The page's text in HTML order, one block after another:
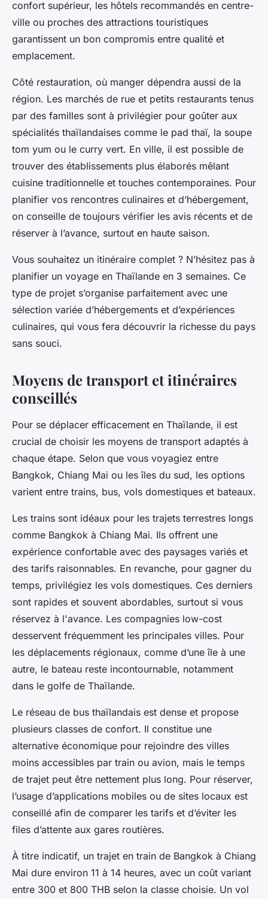
confort supérieur, les hôtels recommandés en centre-
ville ou proches des attractions touristiques
garantissent un bon compromis entre qualité et
emplacement.
Côté restauration, où manger dépendra aussi de la
région. Les marchés de rue et petits restaurants tenus
par des familles sont à privilégier pour goûter aux
spécialités thaïlandaises comme le pad thaï, la soupe
tom yum ou le curry vert. En ville, il est possible de
trouver des établissements plus élaborés mêlant
cuisine traditionnelle et touches contemporaines. Pour
planifier vos rencontres culinaires et d’hébergement,
on conseille de toujours vérifier les avis récents et de
réserver à l’avance, surtout en haute saison.
Vous souhaitez un itinéraire complet ? N’hésitez pas à
planifier un voyage en Thaïlande en 3 semaines. Ce
type de projet s’organise parfaitement avec une
sélection variée d’hébergements et d’expériences
culinaires, qui vous fera découvrir la richesse du pays
sans souci.
Moyens de transport et itinéraires
conseillés
Pour se déplacer efficacement en Thaïlande, il est
crucial de choisir les moyens de transport adaptés à
chaque étape. Selon que vous voyagiez entre
Bangkok, Chiang Mai ou les îles du sud, les options
varient entre trains, bus, vols domestiques et bateaux.
Les trains sont idéaux pour les trajets terrestres longs
comme Bangkok à Chiang Mai. Ils offrent une
expérience confortable avec des paysages variés et
des tarifs raisonnables. En revanche, pour gagner du
temps, privilégiez les vols domestiques. Ces derniers
sont rapides et souvent abordables, surtout si vous
réservez à l'avance. Les compagnies low-cost
desservent fréquemment les principales villes. Pour
les déplacements régionaux, comme d’une île à une
autre, le bateau reste incontournable, notamment
dans le golfe de Thaïlande.
Le réseau de bus thaïlandais est dense et propose
plusieurs classes de confort. Il constitue une
alternative économique pour rejoindre des villes
moins accessibles par train ou avion, mais le temps
de trajet peut être nettement plus long. Pour réserver,
l’usage d’applications mobiles ou de sites locaux est
conseillé afin de comparer les tarifs et d’éviter les
files d’attente aux gares routières.
À titre indicatif, un trajet en train de Bangkok à Chiang
Mai dure environ 11 à 14 heures, avec un coût variant
entre 300 et 800 THB selon la classe choisie. Un vol